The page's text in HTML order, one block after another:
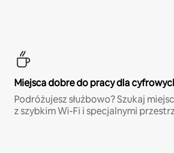
Miejsca dobre do pracy dla
Podróżujesz służbowo? Szukaj
z szybkim Wi-Fi i specjalnymi